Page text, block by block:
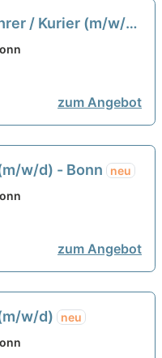
/ Kurier (m/w/d)
zum Angebot
w/d) - Bonn
neu
zum Angebot
w/d)
neu